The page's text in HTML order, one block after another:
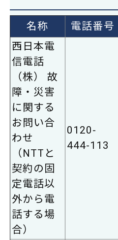
名称 電話番号
西日本電
信電話
（株） 故
障・災害
に関する
お問い合
わせ
（NTTと
契約の固
定電話以
外から電
話する場
合）
0120-
444-113